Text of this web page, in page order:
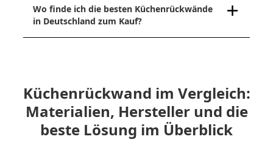
Wo finde ich die besten Küchenrückwände
in Deutschland zum Kauf?
Küchenrückwand im Vergleich:
Materialien, Hersteller und die
beste Lösung im Überblick